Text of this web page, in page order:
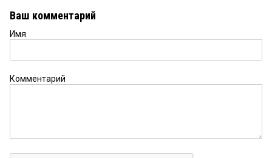
Ваш комментарий
Имя
Комментарий